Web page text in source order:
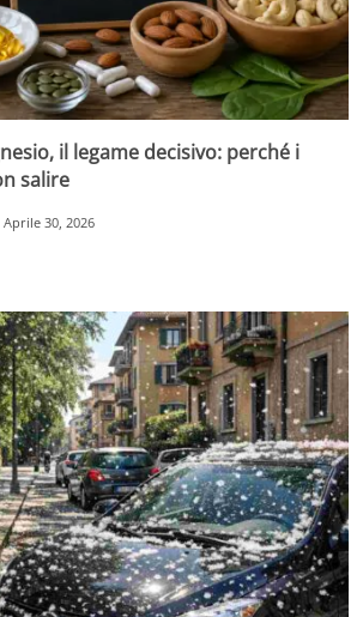
il legame decisivo: perché i
salire
Aprile 30, 2026